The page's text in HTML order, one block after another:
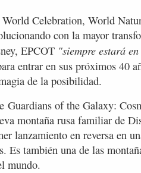
Celebration, World
con la mayor
EPCOT "siempre estará
entrar en sus próximos 40
de la posibilidad.
Guardians of the Galaxy:
montaña rusa familiar de
lanzamiento en reversa en
Es también una de las
mundo.